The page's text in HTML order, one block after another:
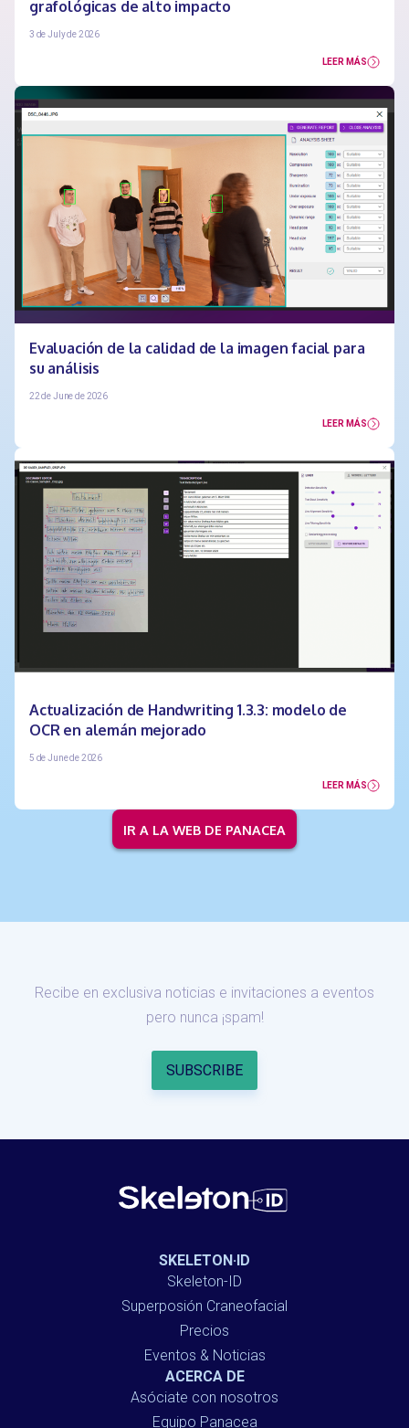
grafológicas de alto impacto
3 de July de 2026
LEER MÁS
Evaluación de la calidad de la imagen facial para
su análisis
22 de June de 2026
LEER MÁS
Actualización de Handwriting 1.3.3: modelo de
OCR en alemán mejorado
5 de June de 2026
LEER MÁS
IR A LA WEB DE PANACEA
Recibe en exclusiva noticias e invitaciones a eventos
pero nunca ¡spam!
SKELETON·ID
Skeleton-ID
Superposión Craneofacial
Precios
Eventos & Noticias
ACERCA DE
Asóciate con nosotros
Equipo Panacea